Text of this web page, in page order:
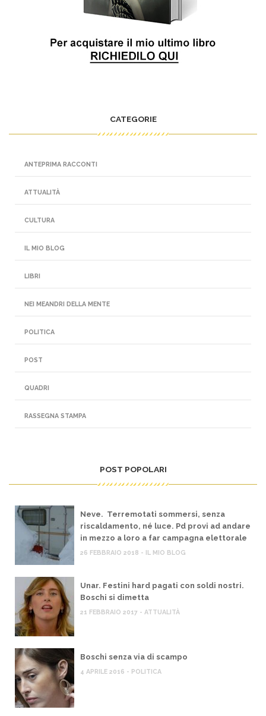
CATEGORIE
ANTEPRIMA RACCONTI
ATTUALITÀ
CULTURA
IL MIO BLOG
LIBRI
NEI MEANDRI DELLA MENTE
POLITICA
POST
QUADRI
RASSEGNA STAMPA
POST POPOLARI
Neve. Terremotati sommersi, senza
riscaldamento, né luce. Pd provi ad andare
in mezzo a loro a far campagna elettorale
26 FEBBRAIO 2018 - IL MIO BLOG
Unar. Festini hard pagati con soldi nostri.
Boschi si dimetta
21 FEBBRAIO 2017 - ATTUALITÀ
Boschi senza via di scampo
4 APRILE 2016 - POLITICA